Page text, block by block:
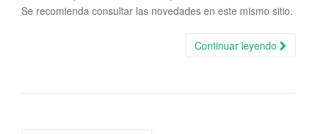
Se recomienda consultar las novedades en este mismo sitio.
Continuar leyendo